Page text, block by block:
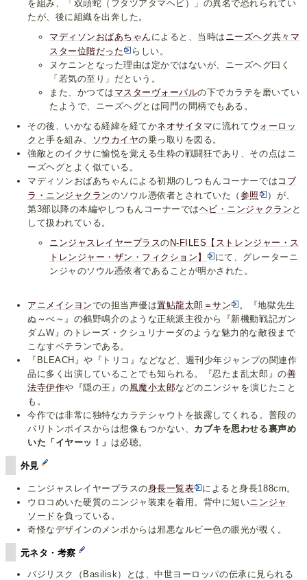
を組み、「双頭蛇（フタツアタマヘビ）」の異名で恐れられてい
たが、後に組織を出奔した。
マディソンおばあちゃん によると、当時は ニーズヘグ共々マ
スター位階だった
らしい。
ヌケニンとなった理由は定かではないが、ニーズヘグ曰く
「若気の至り」だという。
また、かつては マスターヴォーパルの下でカラテを磨いてい
たようで、ニーズヘグとは同門の間柄でもある。
その後、いかなる経緯を経てかネオサイタマに流れて ウォーロッ
ク と手を組み、 ソウカイヤの乗っ取りを図る。
強敵とのイクサに愉悦を覚える生粋の戦闘狂であり、その点はニ
ーズヘグとよく似ている。
マディソンおばあちゃんによる初期のしつもんコーナーでは コブ
ラ・ニンジャクランのソウル憑依者とされていた（ 参照
）が、
第3部以降の本編やしつもんコーナーではヘビ・ニンジャクラン と
して扱われている。
ニンジャスレイヤープラスの N-FILES【ストレンジャー・ス
トレンジャー・ザン・フィクション】
にて、グレーターニ
ンジャのソウル憑依者であることが明かされた。
アニメイシヨンでの担当声優は置鮎龍太郎＝サン
。『地獄先生
ぬ～べ～』の鵺野鳴介のような正統派主役から『新機動戦記ガン
ダムW』のトレーズ・クシュリナーダのような魅力的な敵役まで
こなすベテランである。
『BLEACH』や『トリコ』などなど、週刊少年ジャンプの関連作
品に多く出演していることでも知られる。『忍たま乱太郎』の善
法寺伊作や『隠の王』の風魔小太郎などのニンジャを演じたこと
も。
今作では非常に独特なカラテシャウトを披露してくれる。普段の
バリトンボイスからは想像もつかない、 カブキを思わせる裏声め
いた「イヤーッ！」 は必聴。
外見
ニンジャスレイヤープラスの身長一覧表
によると身長188cm。
ウロコめいた硬質のニンジャ装束を着用。背中に短いニンジャ
ソード を負っている。
奇怪なデザインのメンポからは邪悪なルビー色の眼光が覗く。
元ネタ・考察
バジリスク（Basilisk）とは、中世ヨーロッパの伝承に見られる